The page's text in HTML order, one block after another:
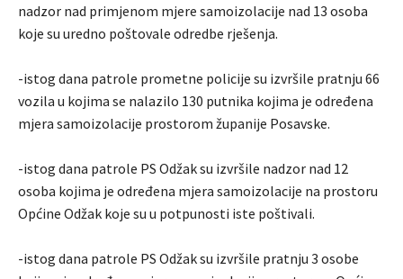
nadzor nad primjenom mjere samoizolacije nad 13 osoba
koje su uredno poštovale odredbe rješenja.
-istog dana patrole prometne policije su izvršile pratnju 66
vozila u kojima se nalazilo 130 putnika kojima je određena
mjera samoizolacije prostorom županije Posavske.
-istog dana patrole PS Odžak su izvršile nadzor nad 12
osoba kojima je određena mjera samoizolacije na prostoru
Općine Odžak koje su u potpunosti iste poštivali.
-istog dana patrole PS Odžak su izvršile pratnju 3 osobe